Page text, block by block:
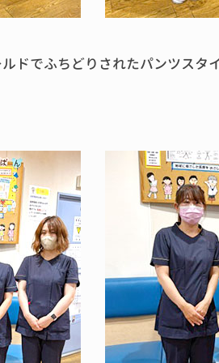
ドでふちどりされたパンツスタ